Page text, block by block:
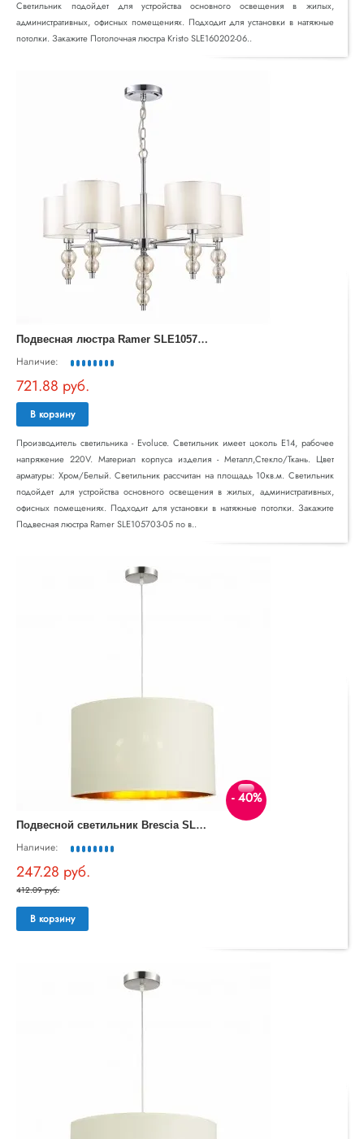
Светильник подойдет для устройства основного освещения в жилых,
административных, офисных помещениях. Подходит для установки в натяжные
потолки. Закажите Потолочная люстра Kristo SLE160202-06..
П
одвесная люстра Ramer SLE105703-05
Наличие:
721.88 руб.
В корзину
Производитель светильника - Evoluce. Светильник имеет цоколь E14, рабочее
напряжение 220V. Материал корпуса изделия - Металл,Стекло/Ткань. Цвет
арматуры: Хром/Белый. Светильник рассчитан на площадь 10кв.м. Светильник
подойдет для устройства основного освещения в жилых, административных,
офисных помещениях. Подходит для установки в натяжные потолки. Закажите
Подвесная люстра Ramer SLE105703-05 по в..
- 40%
П
одвесной светильник Brescia SLE300503-03
Наличие:
247.28 руб.
412.09 руб.
В корзину